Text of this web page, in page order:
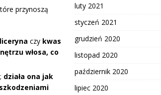
przynoszą
czy kwas
włosa, co
działa ona jak
luty 2021
styczeń 2021
grudzień 2020
listopad 2020
październik 2020
lipiec 2020